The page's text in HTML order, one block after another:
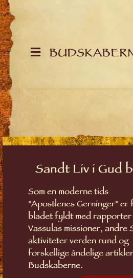
Sandt Liv i Gud
Som en moderne tids
"Apostlenes Gerninger" er
bladet fyldt med rapporter
Vassulas missioner, andre
aktiviteter verden rund og
forskellige åndelige
Budskaberne.